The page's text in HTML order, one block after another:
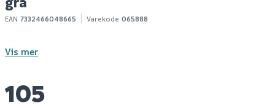
EAN 7332466048665 Varekode 065888
Vis mer
105